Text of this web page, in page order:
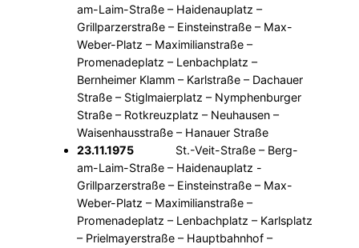
am-Laim-Straße – Haidenauplatz –
Grillparzerstraße – Einsteinstraße – Max-
Weber-Platz – Maximilianstraße –
Promenadeplatz – Lenbachplatz –
Bernheimer Klamm – Karlstraße – Dachauer
Straße – Stiglmaierplatz – Nymphenburger
Straße – Rotkreuzplatz – Neuhausen –
Waisenhausstraße – Hanauer Straße
23.11.1975 St.-Veit-Straße – Berg-
am-Laim-Straße – Haidenauplatz -
Grillparzerstraße – Einsteinstraße – Max-
Weber-Platz – Maximilianstraße –
Promenadeplatz – Lenbachplatz – Karlsplatz
– Prielmayerstraße – Hauptbahnhof –